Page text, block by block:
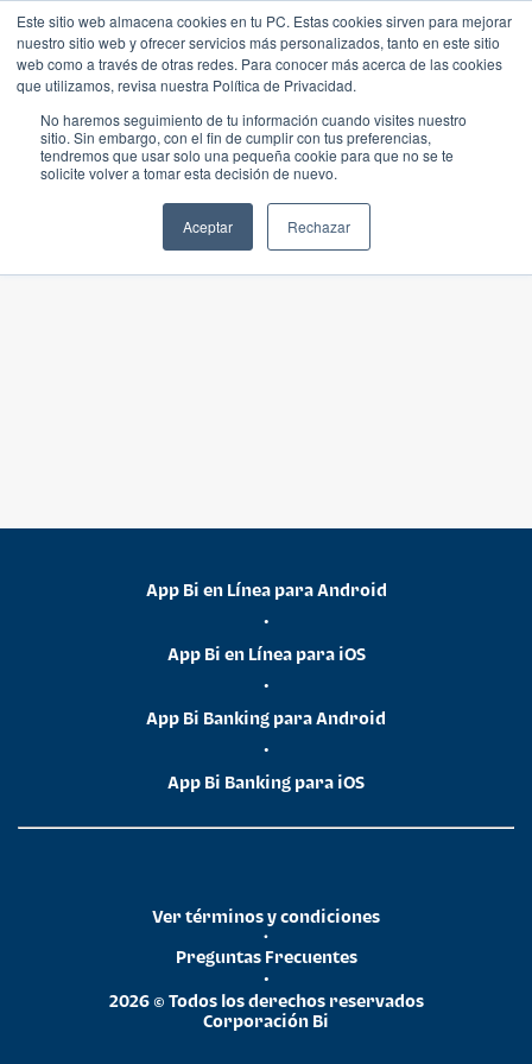
Este sitio web almacena cookies en tu PC. Estas cookies sirven para mejorar
nuestro sitio web y ofrecer servicios más personalizados, tanto en este sitio
web como a través de otras redes. Para conocer más acerca de las cookies
que utilizamos, revisa nuestra Política de Privacidad.
No haremos seguimiento de tu información cuando visites nuestro
sitio. Sin embargo, con el fin de cumplir con tus preferencias,
tendremos que usar solo una pequeña cookie para que no se te
solicite volver a tomar esta decisión de nuevo.
Aceptar Rechazar
App Bi en Línea para Android
•
App Bi en Línea para iOS
•
App Bi Banking para Android
•
App Bi Banking para iOS
2026 © Todos los derechos reservados
Corporación Bi
•
Preguntas Frecuentes
•
Ver términos y condiciones